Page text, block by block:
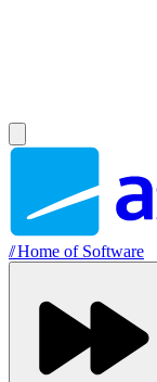
//Home of Software